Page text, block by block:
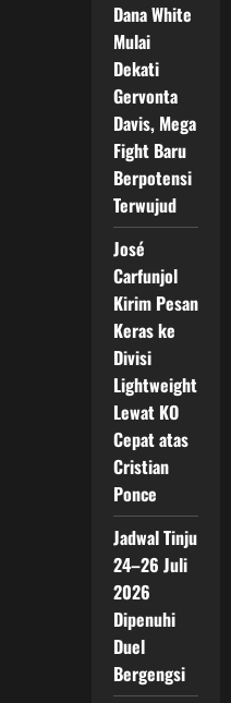
Dana White
Mulai
Dekati
Gervonta
Davis, Mega
Fight Baru
Berpotensi
Terwujud
José
Carfunjol
Kirim Pesan
Keras ke
Divisi
Lightweight
Lewat KO
Cepat atas
Cristian
Ponce
Jadwal Tinju
24–26 Juli
2026
Dipenuhi
Duel
Bergengsi